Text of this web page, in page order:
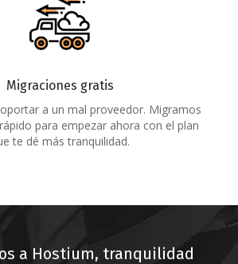
Migraciones gratis
a un mal proveedor. Migramos
para empezar ahora con el plan
te dé más tranquilidad.
a Hostium, tranquilidad